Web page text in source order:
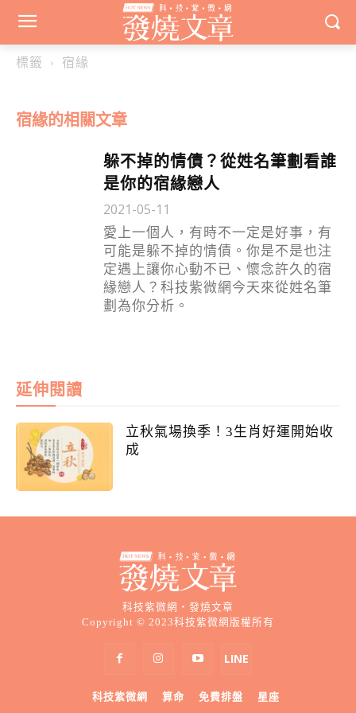
標籤 宿緣
宿緣的相關文章
躲不掉的情債？從姓名筆劃看誰
是你的宿緣戀人
2021-05-11
愛上一個人，有時不一定是好事，有
可能是躲不掉的情債。你是不是也注
定遇上讓你心動不已、懷念許久的宿
緣戀人？科技紫微網今天來從姓名筆
劃為你分析。
延伸閱讀
立秋氣場換季！3生肖好運開始收
成
科技紫微網・發燒文章
Copyright © 2023科技紫微網版權所有
科技紫微網 算命 免費排盤 星座